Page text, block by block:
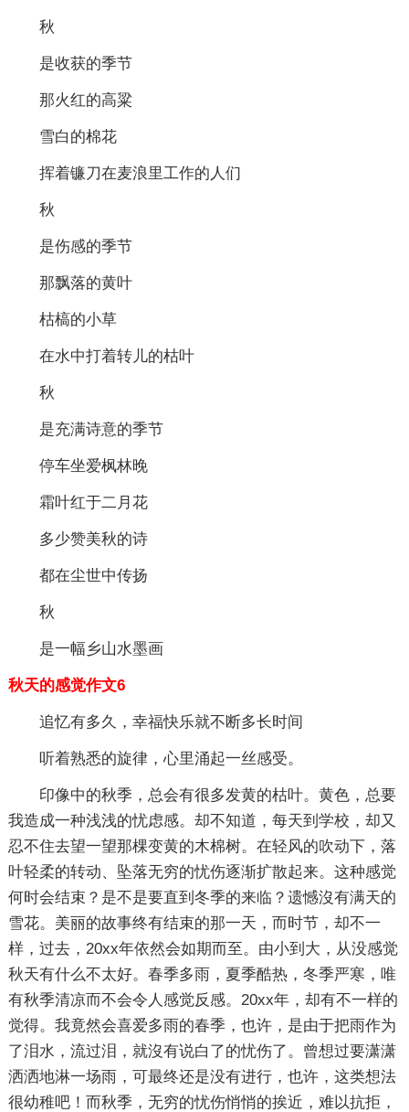
秋
是收获的季节
那火红的高粱
雪白的棉花
挥着镰刀在麦浪里工作的人们
秋
是伤感的季节
那飘落的黄叶
枯槁的小草
在水中打着转儿的枯叶
秋
是充满诗意的季节
停车坐爱枫林晚
霜叶红于二月花
多少赞美秋的诗
都在尘世中传扬
秋
是一幅乡山水墨画
秋天的感觉作文6
追忆有多久，幸福快乐就不断多长时间
听着熟悉的旋律，心里涌起一丝感受。
印像中的秋季，总会有很多发黄的枯叶。黄色，总要
我造成一种浅浅的忧虑感。却不知道，每天到学校，却又
忍不住去望一望那棵变黄的木棉树。在轻风的吹动下，落
叶轻柔的转动、坠落无穷的忧伤逐渐扩散起来。这种感觉
何时会结束？是不是要直到冬季的来临？遗憾沒有满天的
雪花。美丽的故事终有结束的那一天，而时节，却不一
样，过去，20xx年依然会如期而至。由小到大，从没感觉
秋天有什么不太好。春季多雨，夏季酷热，冬季严寒，唯
有秋季清凉而不会令人感觉反感。20xx年，却有不一样的
觉得。我竟然会喜爱多雨的春季，也许，是由于把雨作为
了泪水，流过泪，就沒有说白了的忧伤了。曾想过要潇潇
洒洒地淋一场雨，可最终还是没有进行，也许，这类想法
很幼稚吧！而秋季，无穷的忧伤悄悄的挨近，难以抗拒，